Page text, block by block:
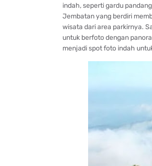
indah, seperti gardu
Jembatan yang berdiri
wisata dari area parkirnya.
untuk berfoto dengan
menjadi spot foto indah